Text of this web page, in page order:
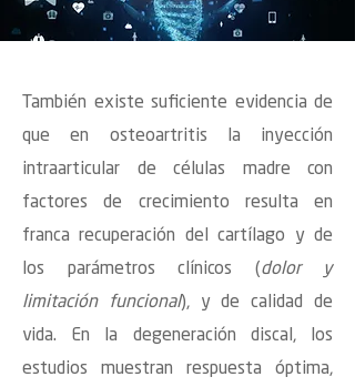
También existe suficiente evidencia de
que en osteoartritis la inyección
intraarticular de células madre con
factores de crecimiento resulta en
franca recuperación del cartílago y de
los parámetros clínicos (dolor y
limitación funcional), y de calidad de
vida. En la degeneración discal, los
estudios muestran respuesta óptima,